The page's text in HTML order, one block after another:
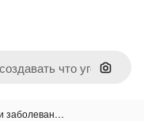
Поиск
заболеван…